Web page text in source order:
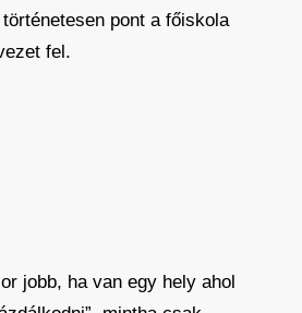
pont a főiskola
fel.
jobb, ha van egy hely ahol